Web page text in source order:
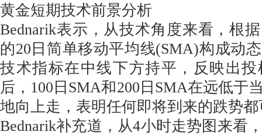
黄金短期技术前景分析
Bednarik表示，从技术角度来看，根
的20日简单移动平均线(SMA)构成动
技术指标在中线下方持平，反映出
后，100日SMA和200日SMA在远低于
地向上走，表明任何即将到来的跌势
Bednarik补充道，从4小时走势图来看